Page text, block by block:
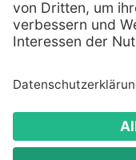
Alle genannten
Copyright ©